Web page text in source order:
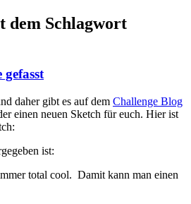
dem Schlagwort
daher gibt es auf dem Challenge Blog
einen neuen Sketch für euch. Hier ist
ist:
total cool. Damit kann man einen